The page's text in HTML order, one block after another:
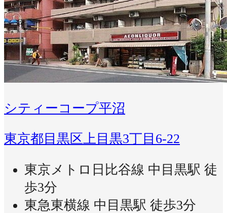
シティーコープ平沼
東京都目黒区上目黒3丁目6-22
東京メトロ日比谷線 中目黒駅 徒
歩3分
東急東横線 中目黒駅 徒歩3分